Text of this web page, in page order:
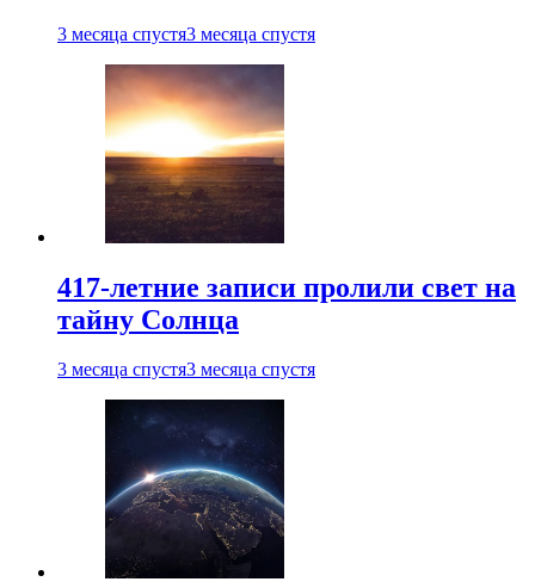
3 месяца спустя3 месяца спустя
417-летние записи пролили свет на
тайну Солнца
3 месяца спустя3 месяца спустя